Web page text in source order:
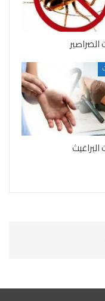
الصراصير